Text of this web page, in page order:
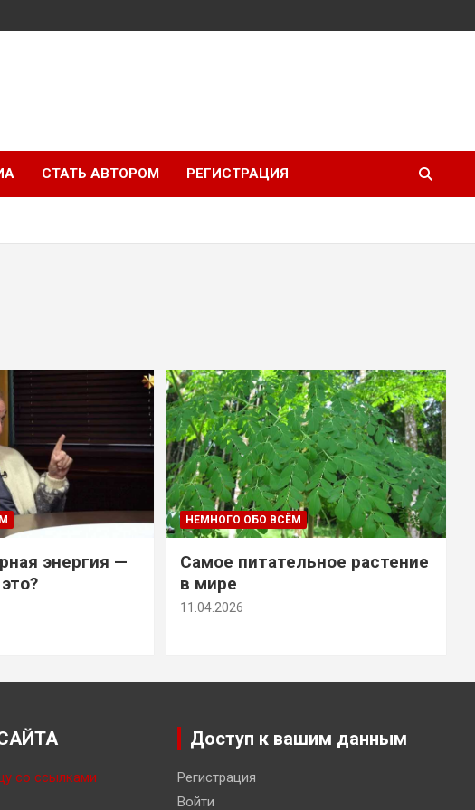
СТАТЬ АВТОРОМ РЕГИСТРАЦИЯ
энергия —
НЕМНОГО ОБО ВСЁМ
Самое питательное растение
в мире
11.04.2026
со ссылками
Доступ к вашим данным
Регистрация
Войти